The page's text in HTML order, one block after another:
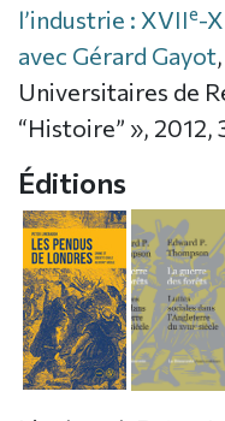
l’industrie : XVIIe-
avec Gérard Gayot
Universitaires de
“Histoire” », 2012,
Éditions